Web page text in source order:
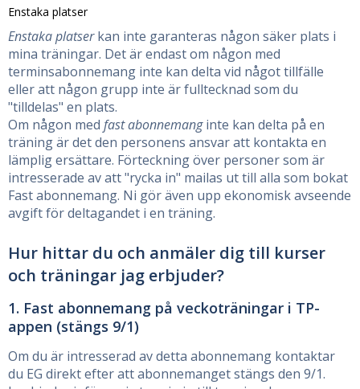
Enstaka platser
Enstaka platserkan inte garanteras någon säker plats i
mina träningar. Det är endast om någon med
terminsabonnemang inte kan delta vid något tillfälle
eller att någon grupp inte är fulltecknad som du
"tilldelas" en plats.
Om någon med fast abonnemanginte kan delta på en
träning är det den personens ansvar att kontakta en
lämplig ersättare. Förteckning över personer som är
intresserade av att "rycka in" mailas ut till alla som bokat
Fast abonnemang. Ni gör även upp ekonomisk avseende
avgift för deltagandet i en träning.
Hur hittar du och anmäler dig till kurser
och träningar jag erbjuder?
1. Fast abonnemang på veckoträningar i TP-
appen (stängs 9/1)
Om du är intresserad av detta abonnemang kontaktar
du EG direkt efter att abonnemanget stängs den 9/1.